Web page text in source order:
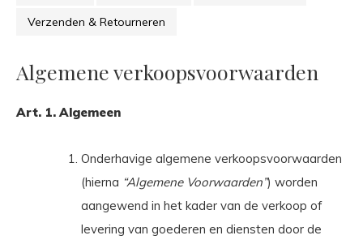
Verzenden & Retourneren
Algemene verkoopsvoorwaarden
Art. 1. Algemeen
Onderhavige algemene verkoopsvoorwaarden
(hierna “Algemene Voorwaarden”) worden
aangewend in het kader van de verkoop of
levering van goederen en diensten door de